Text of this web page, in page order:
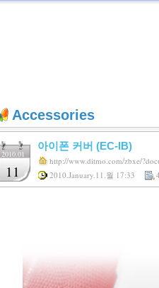
Accessories
2010.01
11
아이폰 커버 (EC-IB)
http://www.ditmo.com/zbxe/
2010.January.11.월 17:33